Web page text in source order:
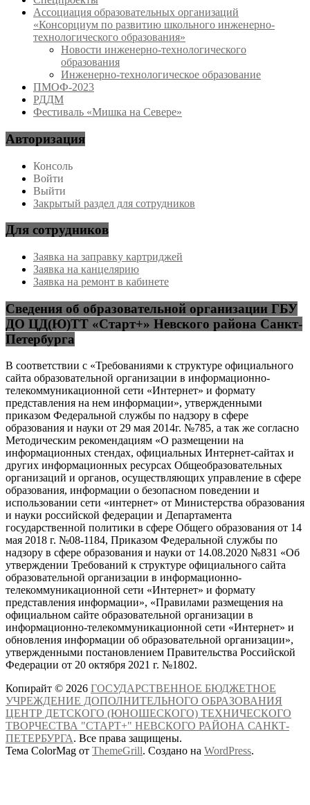
Ассоциация образовательных организаций
«Консорциум по развитию школьного инженерно-
технологического образования»
Новости инженерно-технологического
образования
Инженерно-технологическое образование
ПМОФ-2023
РДДМ
Фестиваль «Мишка на Севере»
Авторизация
Консоль
Войти
Выйти
Закрытый раздел для сотрудников
Для сотрудников
Заявка на заправку картриджей
Заявка на канцелярию
Заявка на ремонт в кабинете
Сведения об образовательной организации ГБУ
ДО ЦД(Ю)ТТ «Старт+» Невского района Санкт-
Петербурга
В соответствии с «Требованиями к структуре официального
сайта образовательной организации в информационно-
телекоммуникационной сети «Интернет» и формату
представления на нем информации», утвержденными
приказом Федеральной службы по надзору в сфере
образования и науки от 29 мая 2014г. №785, а так же согласно
Методическим рекомендациям «О размещении на
информационных стендах, официальных Интернет-сайтах и
других информационных ресурсах Общеобразовательных
организаций и органов, осуществляющих управление в сфере
образования, информации о безопасном поведении и
использовании сети «интернет» от Министерства образования
и науки российской федерации и Департамента
государственной политики в сфере Общего образования от 14
мая 2018 г. №08-1184, Приказом Федеральной службы по
надзору в сфере образования и науки от 14.08.2020 №831 «Об
утверждении Требований к структуре официального сайта
образовательной организации в информационно-
телекоммуникационной сети «Интернет» и формату
представления информации», «Правилами размещения на
официальном сайте образовательной организации в
информационно-телекоммуникационной сети «Интернет» и
обновления информации об образовательной организации»,
утвержденными постановлением Правительства Российской
Федерации от 20 октября 2021 г. №1802.
Копирайт © 2026 ГОСУДАРСТВЕННОЕ БЮДЖЕТНОЕ
УЧРЕЖДЕНИЕ ДОПОЛНИТЕЛЬНОГО ОБРАЗОВАНИЯ
ЦЕНТР ДЕТСКОГО (ЮНОШЕСКОГО) ТЕХНИЧЕСКОГО
ТВОРЧЕСТВА "СТАРТ+" НЕВСКОГО РАЙОНА САНКТ-
ПЕТЕРБУРГА. Все права защищены.
Тема ColorMag от ThemeGrill. Создано на WordPress.